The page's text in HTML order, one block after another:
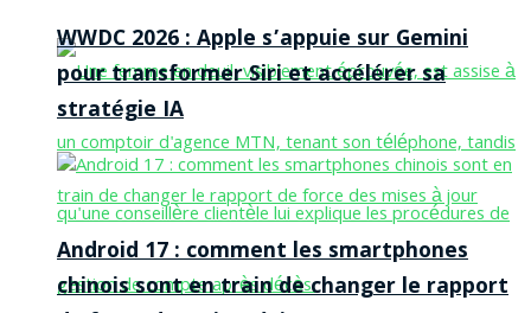
WWDC 2026 : Apple s’appuie sur Gemini
pour transformer Siri et accélérer sa
stratégie IA
Android 17 : comment les smartphones
chinois sont en train de changer le rapport